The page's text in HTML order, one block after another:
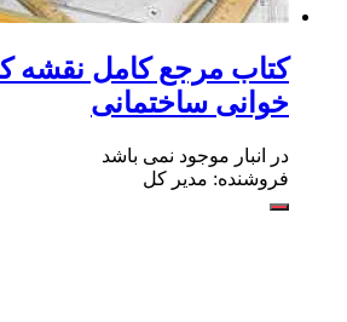
کتاب مرجع کامل نقشه
خوانی ساختمانی
در انبار موجود نمی باشد
فروشنده: مدیر کل